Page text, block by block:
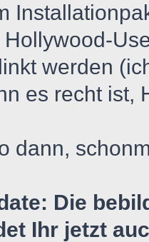
Hollywood-
werden
es recht ist,
dann,
Die
Ihr jetzt